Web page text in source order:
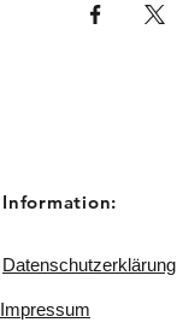
Information:
Datenschutzerklärung
Impressum